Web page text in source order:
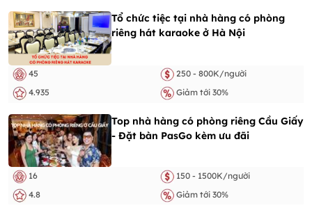
Tổ chức tiệc tại nhà hàng có phòng
riêng hát karaoke ở Hà Nội
45
250 - 800K/người
4.935
Giảm tới 30%
Top nhà hàng có phòng riêng Cầu Giấy
- Đặt bàn PasGo kèm ưu đãi
16
150 - 1500K/người
4.8
Giảm tới 30%